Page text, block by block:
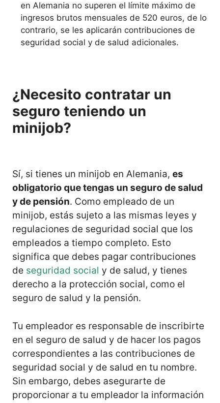
en Alemania no superen el límite máximo de
ingresos brutos mensuales de 520 euros, de lo
contrario, se les aplicarán contribuciones de
seguridad social y de salud adicionales.
¿Necesito contratar un
seguro teniendo un
minijob?
Sí, si tienes un minijob en Alemania, es
obligatorio que tengas un seguro de salud
y de pensión. Como empleado de un
minijob, estás sujeto a las mismas leyes y
regulaciones de seguridad social que los
empleados a tiempo completo. Esto
significa que debes pagar contribuciones
de seguridad social y de salud, y tienes
derecho a la protección social, como el
seguro de salud y la pensión.
Tu empleador es responsable de inscribirte
en el seguro de salud y de hacer los pagos
correspondientes a las contribuciones de
seguridad social y de salud en tu nombre.
Sin embargo, debes asegurarte de
proporcionar a tu empleador la información